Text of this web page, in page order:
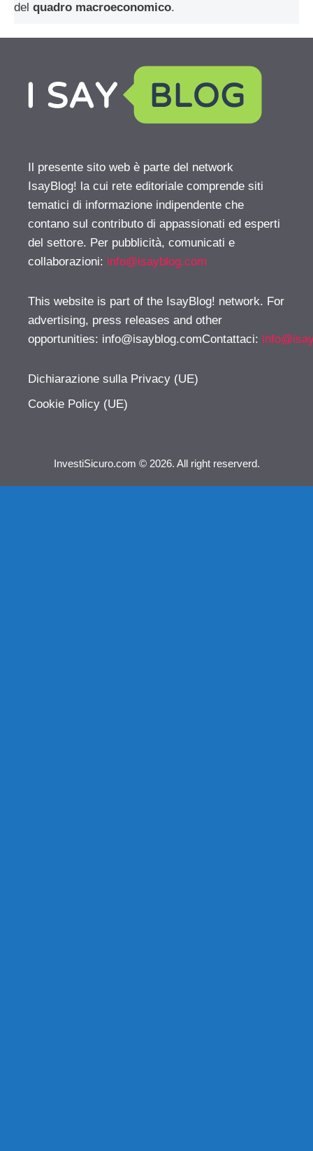
del quadro macroeconomico.
Il presente sito web è parte del network
IsayBlog! la cui rete editoriale comprende siti
tematici di informazione indipendente che
contano sul contributo di appassionati ed esperti
del settore. Per pubblicità, comunicati e
collaborazioni: info@isayblog.com
This website is part of the IsayBlog! network. For
advertising, press releases and other
opportunities: info@isayblog.comContattaci:
Dichiarazione sulla Privacy (UE)
Cookie Policy (UE)
InvestiSicuro.com © 2026. All right reserverd.